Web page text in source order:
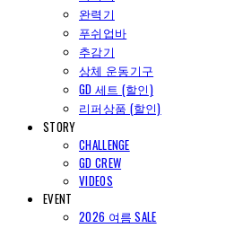
완력기
푸쉬업바
추감기
상체 운동기구
GD 세트 (할인)
리퍼상품 (할인)
STORY
CHALLENGE
GD CREW
VIDEOS
EVENT
2026 여름 SALE